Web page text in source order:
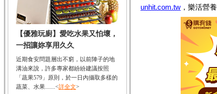
鮪魚肚肉中的不飽和脂
肪酸內富含EPA和DH...
韭菜
韭菜所含的膳食纖維能
幫助消化與通便；揮...
冬瓜
冬瓜營養價值高，鈉含
量極低是水腫病人的...
豆豉
【優雅玩廚】愛吃水果又怕壞，
一招讓妳享用久久
近期食安問題層出不窮，以前陣子的地
溝油來說，許多專家都紛紛建議按照
「蔬果579」原則，於一日內攝取多樣的
蔬菜、水果.......<詳全文>
unhit.com.tw ，樂活營